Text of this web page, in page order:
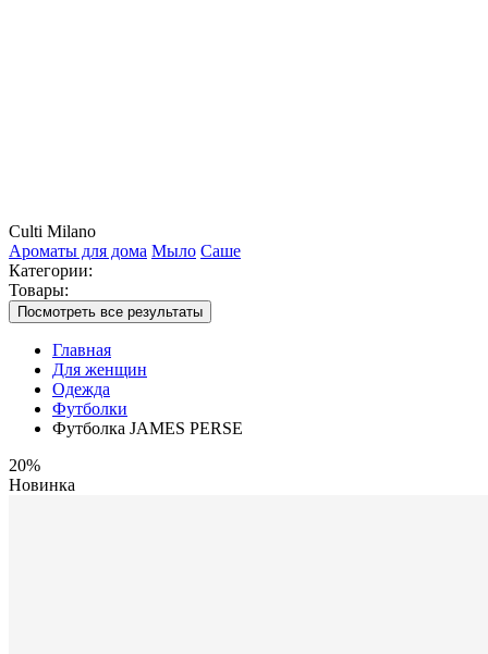
Culti Milano
Ароматы для дома Мыло Саше
Категории:
Товары:
Посмотреть все результаты
Главная
Для женщин
Одежда
Футболки
Футболка JAMES PERSE
20%
Новинка